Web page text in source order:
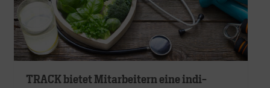
TRACK bietet Mit­arbei­tern eine indi­